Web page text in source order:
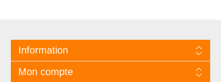
Information
Mon compte